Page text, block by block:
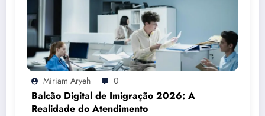
Miriam Aryeh 0
Balcão Digital de Imigração 2026: A
Realidade do Atendimento